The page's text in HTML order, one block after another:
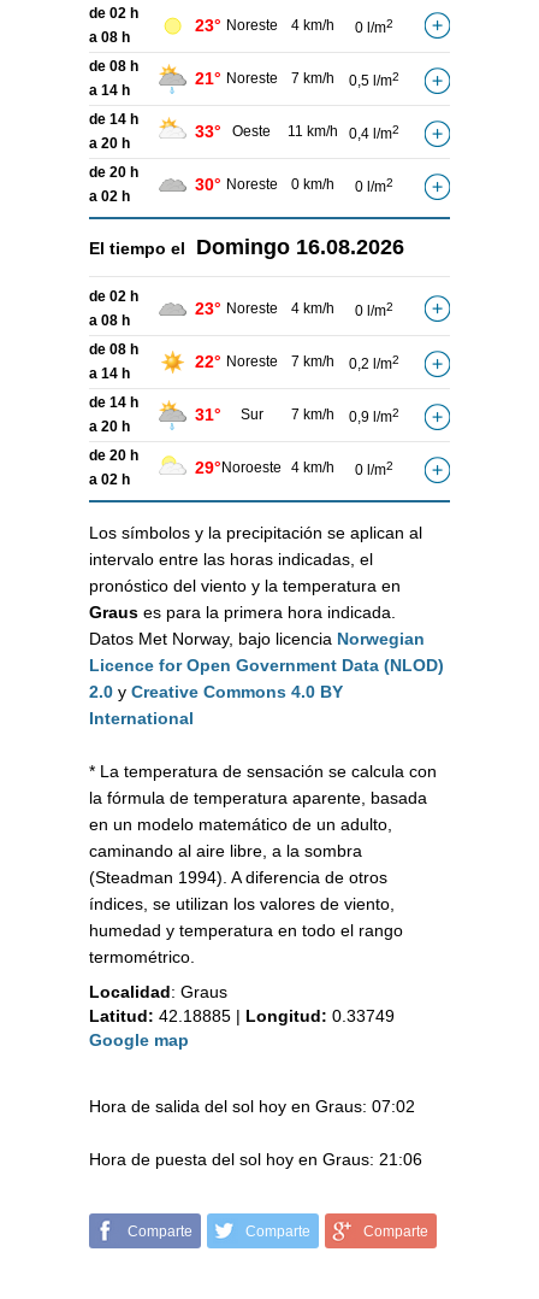
de 02 h
a 08 h
23° Noreste 4 km/h 0 l/m2
de 08 h
a 14 h
21° Noreste 7 km/h 0,5 l/m2
de 14 h
a 20 h
33° Oeste 11 km/h 0,4 l/m2
de 20 h
a 02 h
30° Noreste 0 km/h 0 l/m2
El tiempo el Domingo 16.08.2026
de 02 h
a 08 h
23° Noreste 4 km/h 0 l/m2
de 08 h
a 14 h
22° Noreste 7 km/h 0,2 l/m2
de 14 h
a 20 h
31° Sur 7 km/h 0,9 l/m2
de 20 h
a 02 h
29° Noroeste 4 km/h 0 l/m2
Los símbolos y la precipitación se aplican al
intervalo entre las horas indicadas, el
pronóstico del viento y la temperatura en
Graus es para la primera hora indicada.
Datos Met Norway, bajo licencia Norwegian
Licence for Open Government Data (NLOD)
2.0 y Creative Commons 4.0 BY
International
* La temperatura de sensación se calcula con
la fórmula de temperatura aparente, basada
en un modelo matemático de un adulto,
caminando al aire libre, a la sombra
(Steadman 1994). A diferencia de otros
índices, se utilizan los valores de viento,
humedad y temperatura en todo el rango
termométrico.
Localidad: Graus
Latitud: 42.18885 | Longitud: 0.33749
Google map
Hora de salida del sol hoy en Graus: 07:02
Hora de puesta del sol hoy en Graus: 21:06
Comparte Comparte Comparte